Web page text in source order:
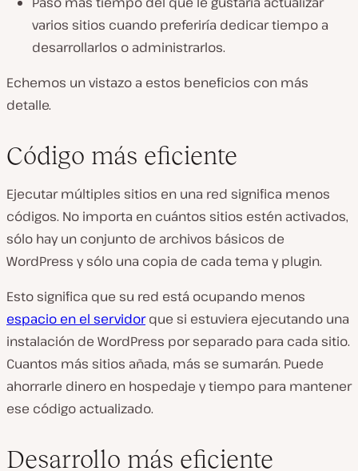
varios sitios cuando preferiría dedicar tiempo a
desarrollarlos o administrarlos.
Echemos un vistazo a estos beneficios con más
detalle.
Código más eficiente
Ejecutar múltiples sitios en una red significa menos
códigos. No importa en cuántos sitios estén activados,
sólo hay un conjunto de archivos básicos de
WordPress y sólo una copia de cada tema y plugin.
Esto significa que su red está ocupando menos
espacio en el servidorque si estuviera ejecutando una
instalación de WordPress por separado para cada sitio.
Cuantos más sitios añada, más se sumarán. Puede
ahorrarle dinero en hospedaje y tiempo para mantener
ese código actualizado.
Desarrollo más eficiente